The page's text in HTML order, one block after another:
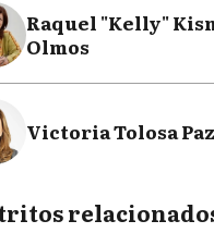
Raquel "Kelly"
Olmos
Victoria Tolosa Paz